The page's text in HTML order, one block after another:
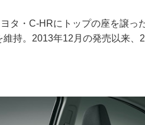
タ・C-HRにトップの座を譲っ
持。2013年12月の発売以来